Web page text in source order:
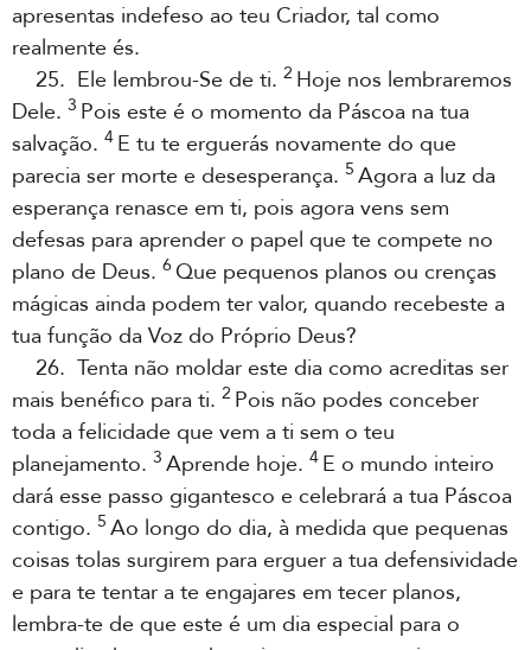
apresentas indefeso ao teu Criador, tal como
realmente és.
25. Ele lembrou-Se de ti. 2 Hoje nos lembraremos
Dele. 3 Pois este é o momento da Páscoa na tua
salvação. 4 E tu te erguerás novamente do que
parecia ser morte e desesperança. 5 Agora a luz da
esperança renasce em ti, pois agora vens sem
defesas para aprender o papel que te compete no
plano de Deus. 6Que pequenos planos ou crenças
mágicas ainda podem ter valor, quando recebeste a
tua função da Voz do Próprio Deus?
26. Tenta não moldar este dia como acreditas ser
mais benéfico para ti. 2 Pois não podes conceber
toda a felicidade que vem a ti sem o teu
planejamento. 3 Aprende hoje. 4 E o mundo inteiro
dará esse passo gigantesco e celebrará a tua Páscoa
contigo. 5 Ao longo do dia, à medida que pequenas
coisas tolas surgirem para erguer a tua defensividade
e para te tentar a te engajares em tecer planos,
lembra-te de que este é um dia especial para o